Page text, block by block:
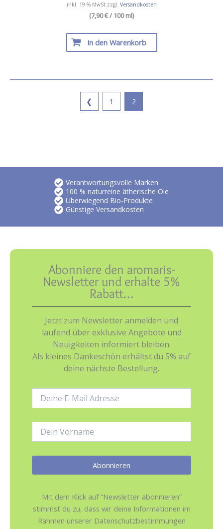
inkl. 19 % MwSt. zzgl. Versandkosten
(7,90 € / 100 ml)
In den Warenkorb
❮ 1 2
Verantwortungsvolle Marken
100 % naturreine ätherische Öle
Überwiegend Bio-Produkte
Günstige Versandkosten
Abonniere den aromaris-
Newsletter und erhalte 5%
Rabatt…
Jetzt zum Newsletter anmelden und
laufend über exklusive Angebote und
Neuigkeiten informiert bleiben.
Als kleines Dankeschön erhältst du 5% auf
deine nächste Bestellung.
Mail-
Mit dem Klick auf “Newsletter abonnieren”
stimmst du zu, dass wir deine Informationen im
Rahmen unserer Datenschutzbestimmungen